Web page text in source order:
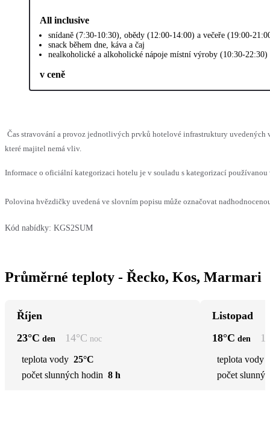
All inclusive
snídaně (7:30-10:30), obědy (12:00-14:00) a večeře (19:00-
snack během dne, káva a čaj
nealkoholické a alkoholické nápoje místní výroby (10:30-22:30)
v ceně
Čas stravování a provoz jednotlivých prvků hotelové infrastruktury uvedených
které majitel nemá vliv.
Informace o oficiální kategorizaci hotelu je v souladu s kategorizací
Polovina hvězdičky uvedená ve slovním popisu může označovat
Kód nabídky: KGS2SUM
Průměrné teploty - Řecko, Kos, Marmari
Říjen
23°C den 14°C noc
teplota vody 25°C
počet slunných hodin 8 h
Listopad
18°C den 11
teplota vody
počet